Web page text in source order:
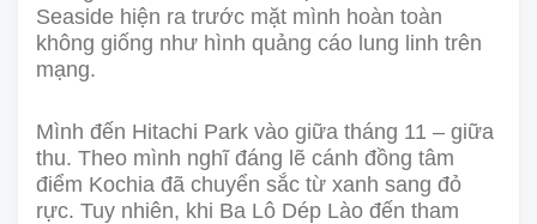
Seaside hiện ra trước mặt mình hoàn toàn
không giống như hình quảng cáo lung linh trên
mạng.
Mình đến Hitachi Park vào giữa tháng 11 – giữa
thu. Theo mình nghĩ đáng lẽ cánh đồng tâm
điểm Kochia đã chuyển sắc từ xanh sang đỏ
rực. Tuy nhiên, khi Ba Lô Dép Lào đến tham